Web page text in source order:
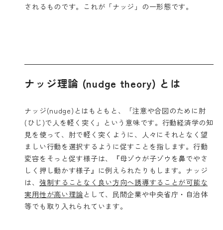
されるものです。これが「ナッジ」の一形態です。
ナッジ理論 (nudge theory) とは
ナッジ(nudge)とはもともと、「注意や合図のために肘
(ひじ)で人を軽く突く」という意味です。行動経済学の知
見を使って、肘で軽く突くように、人々にそれとなく望
ましい行動を選択するように促すことを指します。行動
変容をそっと促す様子は、『母ゾウが子ゾウを鼻でやさ
しく押し動かす様子』に例えられたりもします。ナッジ
は、 強制することなく良い方向へ誘導することが可能な
実用性が高い理論として、民間企業や中央省庁・自治体
等でも取り入れられています。